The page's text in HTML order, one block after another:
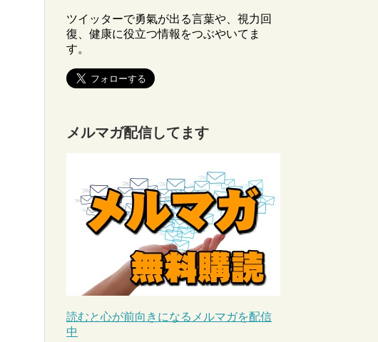
ツイッターで勇氣が出る言葉や、視力回
復、健康に役立つ情報をつぶやいてま
す。
メルマガ配信してます
読むと心が前向きになるメルマガを配信
中